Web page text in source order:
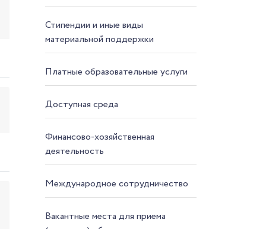
Стипендии и иные виды
материальной поддержки
Платные образовательные услуги
Доступная среда
Финансово-хозяйственная
деятельность
Международное сотрудничество
Вакантные места для приема